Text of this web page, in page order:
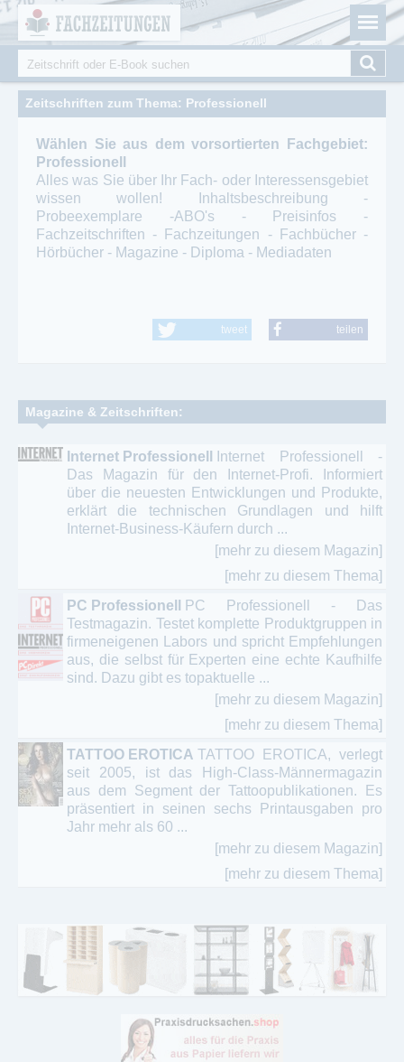
Fachzeitungen.de - Das unabhängige Portal für
Fachmagazine Fachpublikationen & eBooks
Suchformular
Suche
Zeitschriften zum Thema: Professionell
Wählen Sie aus dem vorsortierten Fachgebiet:
Professionell
Alles was Sie über Ihr Fach- oder Interessensgebiet
wissen wollen! Inhaltsbeschreibung -
Probeexemplare -ABO's - Preisinfos -
Fachzeitschriften - Fachzeitungen - Fachbücher -
Hörbücher - Magazine - Diploma - Mediadaten
tweet teilen
Magazine & Zeitschriften:
Internet Professionell
Internet Professionell -
Das Magazin für den Internet-Profi. Informiert
über die neuesten Entwicklungen und Produkte,
erklärt die technischen Grundlagen und hilft
Internet-Business-Käufern durch ...
[mehr zu diesem Magazin]
[mehr zu diesem Thema]
PC Professionell
PC Professionell - Das
Testmagazin. Testet komplette Produktgruppen in
firmeneigenen Labors und spricht Empfehlungen
aus, die selbst für Experten eine echte Kaufhilfe
sind. Dazu gibt es topaktuelle ...
[mehr zu diesem Magazin]
[mehr zu diesem Thema]
TATTOO EROTICA TATTOO EROTICA, verlegt
seit 2005, ist das High-Class-Männermagazin
aus dem Segment der Tattoopublikationen. Es
präsentiert in seinen sechs Printausgaben pro
Jahr mehr als 60 ...
[mehr zu diesem Magazin]
[mehr zu diesem Thema]
Cookie-Einstellungen